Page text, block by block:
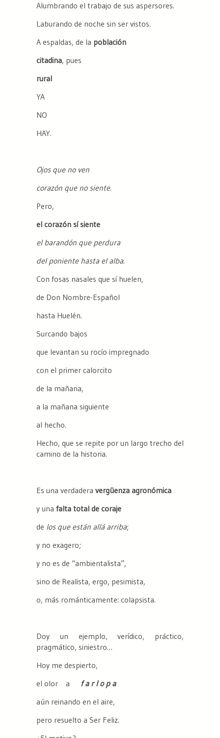
Alumbrando el trabajo de sus aspersores.
Laburando de noche sin ser vistos.
A espaldas, de la población
citadina, pues
rural
YA
NO
HAY.
Ojos que no ven
corazón que no siente.
Pero,
el corazón sí siente
el barandón que perdura
del poniente hasta el alba.
Con fosas nasales que sí huelen,
de Don Nombre-Español
hasta Huelén.
Surcando bajos
que levantan su rocío impregnado
con el primer calorcito
de la mañana,
a la mañana siguiente
al hecho.
Hecho, que se repite por un largo trecho del
camino de la historia.
Es una verdadera vergüenza agronómica
y una falta total de coraje
de los que están allá arriba;
y no exagero;
y no es de “ambientalista”,
sino de Realista, ergo, pesimista,
o, más románticamente: colapsista.
Doy un ejemplo, verídico, práctico,
pragmático, siniestro…
Hoy me despierto,
el olor a f a r l o p a
aún reinando en el aire,
pero resuelto a Ser Feliz.